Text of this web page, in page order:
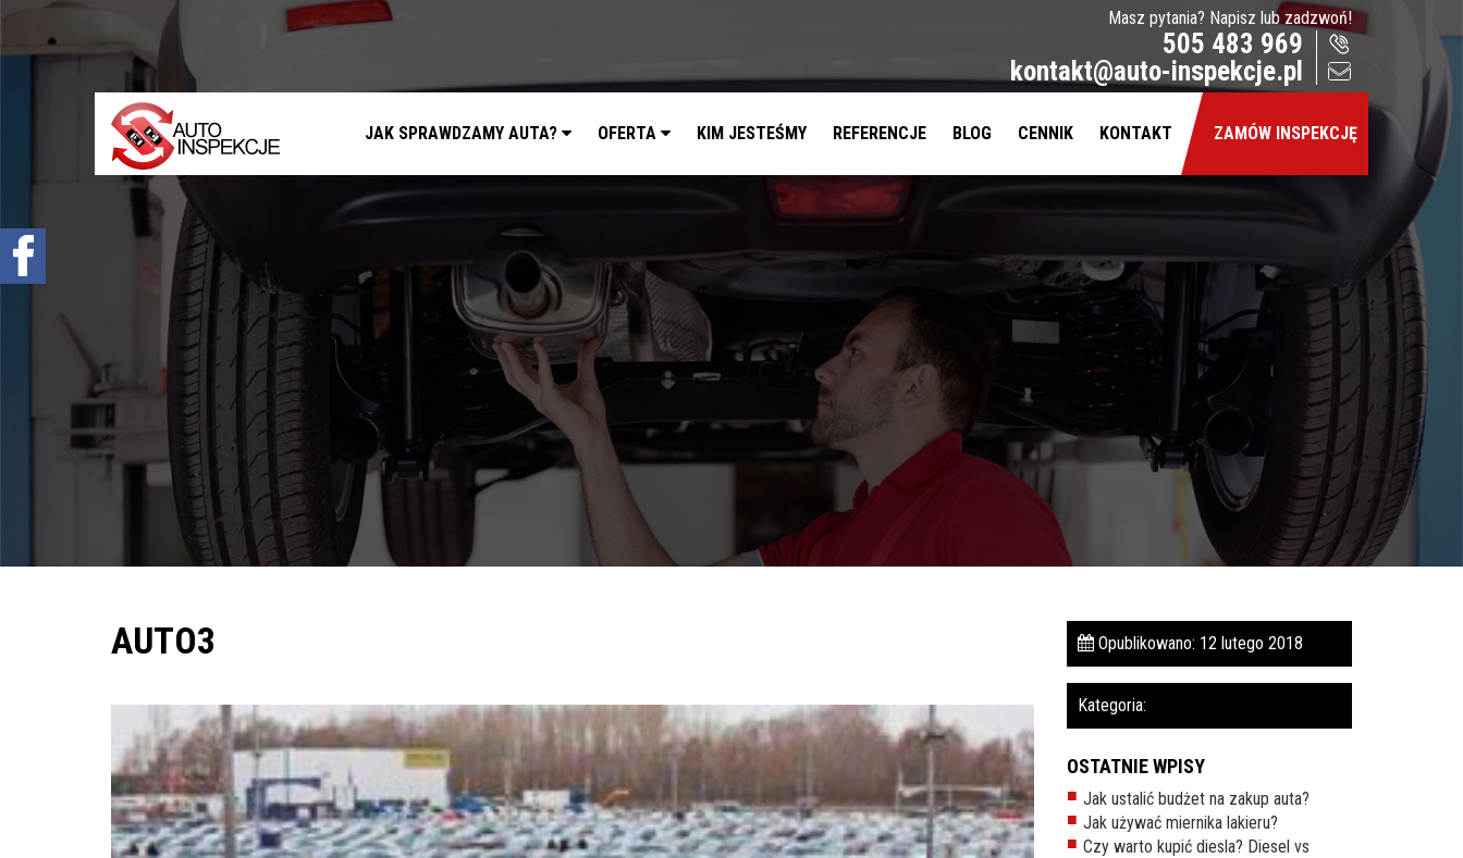
Masz pytania? Napisz lub zadzwoń!
505 483 969
kontakt@auto-inspekcje.pl
JAK SPRAWDZAMY AUTA? OFERTA KIM JESTEŚMY REFERENCJE BLOG CENNIK KONTAKT ZAMÓW INSPEKCJĘ
Sprawdzenie samochodu przed zakupem –
Sprawdzenie historii serwisowej
Sprawdzenie historii wypadkowej
Sprawdzenie stanu prawnego samochodu
Oferta
Sprawdzenie samochodu w Polsce
Sprowadzenie samochodu z zagranicy na
Znajdziemy Ci auto
Diagnostyka komputerowa – Radom, Warszawa i
Pomoc w znalezieniu auta w Polsce
Wyszukiwanie samochodu w ogłoszeniach
Zamów inspekcję
AUTO3 Opublikowano: 12 lutego 2018
Kategoria:
OSTATNIE WPISY
Jak ustalić budżet na zakup auta?
Jak używać miernika lakieru?
Czy warto kupić diesla? Diesel vs